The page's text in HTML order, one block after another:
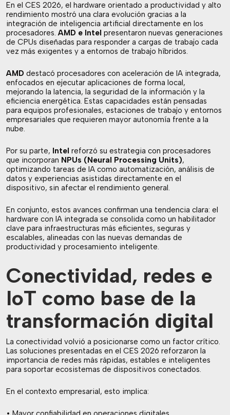
En el CES 2026, el hardware orientado a productividad y alto
rendimiento mostró una clara evolución gracias a la
integración de inteligencia artificial directamente en los
procesadores.AMD e Intel presentaron nuevas generaciones
de CPUs diseñadas para responder a cargas de trabajo cada
vez más exigentes y a entornos de trabajo híbridos.
AMD destacó procesadores con aceleración de IA integrada,
enfocados en ejecutar aplicaciones de forma local,
mejorando la latencia, la seguridad de la información y la
eficiencia energética. Estas capacidades están pensadas
para equipos profesionales, estaciones de trabajo y entornos
empresariales que requieren mayor autonomía frente a la
nube.
Por su parte, Intel reforzó su estrategia con procesadores
que incorporan NPUs (Neural Processing Units),
optimizando tareas de IA como automatización, análisis de
datos y experiencias asistidas directamente en el
dispositivo, sin afectar el rendimiento general.
En conjunto, estos avances confirman una tendencia clara: el
hardware con IA integrada se consolida como un habilitador
clave para infraestructuras más eficientes, seguras y
escalables, alineadas con las nuevas demandas de
productividad y procesamiento inteligente.
Conectividad, redes e
IoT como base de la
transformación digital
La conectividad volvió a posicionarse como un factor crítico.
Las soluciones presentadas en el CES 2026 reforzaron la
importancia de redes más rápidas, estables e inteligentes
para soportar ecosistemas de dispositivos conectados.
En el contexto empresarial, esto implica: